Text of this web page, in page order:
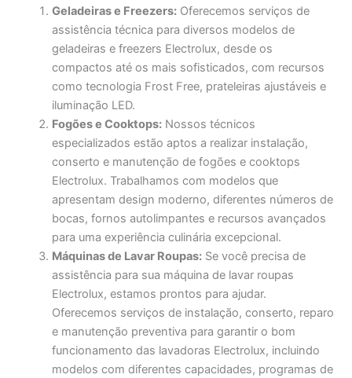
Geladeiras e Freezers: Oferecemos serviços de
assistência técnica para diversos modelos de
geladeiras e freezers Electrolux, desde os
compactos até os mais sofisticados, com recursos
como tecnologia Frost Free, prateleiras ajustáveis e
iluminação LED.
Fogões e Cooktops: Nossos técnicos
especializados estão aptos a realizar instalação,
conserto e manutenção de fogões e cooktops
Electrolux. Trabalhamos com modelos que
apresentam design moderno, diferentes números de
bocas, fornos autolimpantes e recursos avançados
para uma experiência culinária excepcional.
Máquinas de Lavar Roupas: Se você precisa de
assistência para sua máquina de lavar roupas
Electrolux, estamos prontos para ajudar.
Oferecemos serviços de instalação, conserto, reparo
e manutenção preventiva para garantir o bom
funcionamento das lavadoras Electrolux, incluindo
modelos com diferentes capacidades, programas de